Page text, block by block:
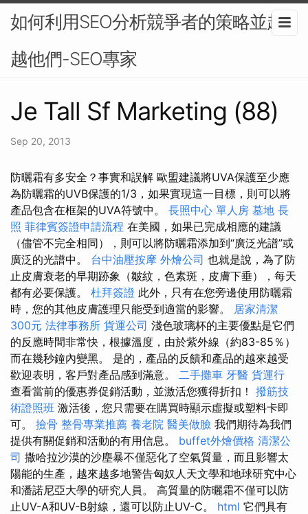
如何利用SEO分析競爭者的策略並超
越他們-SEO專家
Je Tall Sf Marketing (88)
Sep 20, 2013
防曬霜有多安全？事實和誤解 歐盟建議將UVA保護至少應
為防曬霜的UVB保護的1/3，如果實現這一目標，則可以將
產品包含在框架的UVA符號中。 長照中心 單人房 墓地 長
照 菲律賓簽證申請流程 在美國，如果已完成相應的建議
（儘管不完全相同），則可以將防曬霜添加到“廣泛光譜”或
廣泛的光譜中。 台中油壓按摩 外燴公司 也就是說，為了防
止皮膚衰老的早期跡象（皺紋，色素斑，皮膚下垂），每天
都有必要保護。 杜拜簽證 此外，只有在您旁邊使用防曬霜
時，您的其他皮膚護理只能受到適當的影響。 居家清潔
300元 法律事務所 貨運公司 淺色玻璃杯的主要優點是它們
的反應時間非常快，根據溫度，由於紫外線（約83-85％）
而在幾秒鐘內變黑。 是的，產品的反饋和產品的越來越受
歡迎表明，客戶對產品感到滿意。 二手攤車 牙醫 貨運行
查看當前的優惠券促銷活動，並激活您獲得折扣！ 撥筋技
術證照班 激活後，您只需要在購買時顯示虛擬或塑料卡即
可。 撿骨 整骨專業推薦 養老院 醫美做臉 我們期待為我們
提供有關促銷和活動的有用信息。 buffet外燴價格 清潔公
司 撒哈拉沙漠的沙塵暴不僅惡化了空氣質量，而且影響太
陽能的生產，越來越多地警告匈奴人天文學和地球研究中心
和潘諾尼亞大學的研究人員。 高質量的防曬霜不僅可以防
止UV-A和UV-B射線，還可以防止UV-C。 html 它們具有